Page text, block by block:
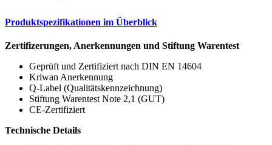
Produktspezifikationen im Überblick
Zertifizerungen, Anerkennungen und Stiftung Warentest
Geprüft und Zertifiziert nach DIN EN 14604
Kriwan Anerkennung
Q-Label (Qualitätskennzeichnung)
Stiftung Warentest Note 2,1 (GUT)
CE-Zertifiziert
Technische Details